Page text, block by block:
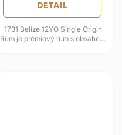
DETAIL
1731 Belize 12YO Single Origin
Rum je prémiový rum s obsahem